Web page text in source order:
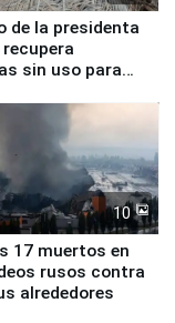
de la presidenta
sin uso para
El Niño
10
17 muertos en
rusos contra
alrededores